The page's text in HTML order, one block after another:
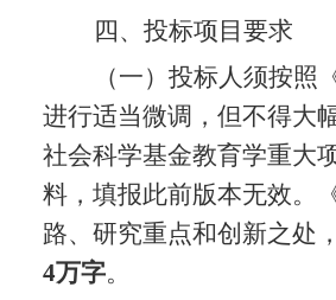
四、投标项目要求
（一）投标人须按
进行适当微调，但不得大
社会科学基金教育学重大
料，填报此前版本无效。
路、研究重点和创新之处
4万字。